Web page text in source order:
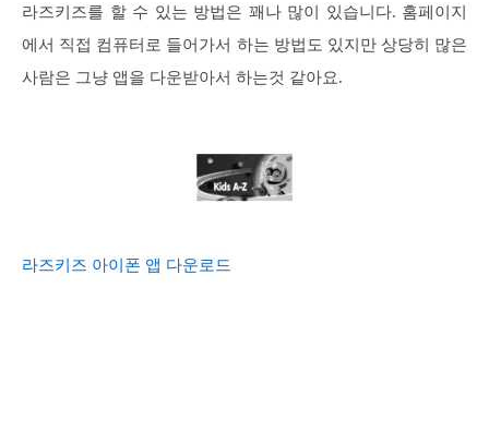
라즈키즈를 할 수 있는 방법은 꽤나 많이 있습니다. 홈페이지
에서 직접 컴퓨터로 들어가서 하는 방법도 있지만 상당히 많은
사람은 그냥 앱을 다운받아서 하는것 같아요.
라즈키즈 아이폰 앱 다운로드